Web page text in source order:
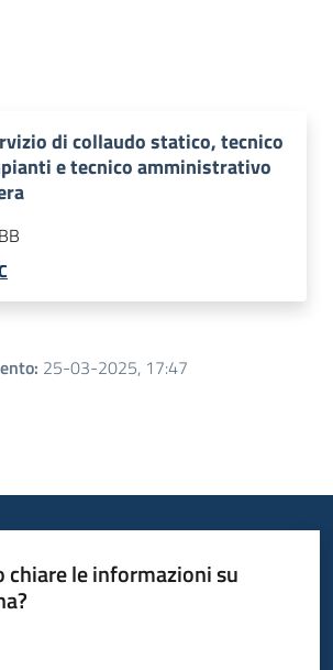
di collaudo statico, tecnico
e tecnico amministrativo
: 25-03-2025, 17:47
chiare le informazioni su